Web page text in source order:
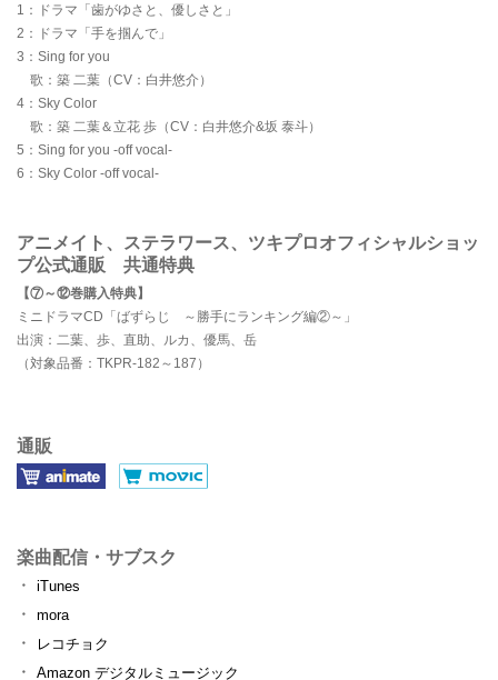
1：ドラマ「歯がゆさと、優しさと」
2：ドラマ「手を掴んで」
3：Sing for you
歌：築 二葉（CV：白井悠介）
4：Sky Color
歌：築 二葉＆立花 歩（CV：白井悠介&坂 泰斗）
5：Sing for you -off vocal-
6：Sky Color -off vocal-
アニメイト、ステラワース、ツキプロオフィシャルショッ
プ公式通販 共通特典
【⑦～⑫巻購入特典】
ミニドラマCD「ばずらじ ～勝手にランキング編②～」
出演：二葉、歩、直助、ルカ、優馬、岳
（対象品番：TKPR-182～187）
通販
楽曲配信・サブスク
iTunes
mora
レコチョク
Amazon デジタルミュージック